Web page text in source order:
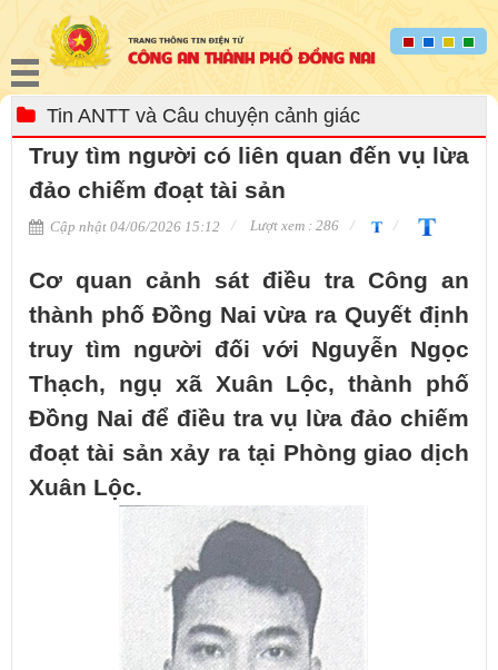
Tin ANTT và Câu chuyện cảnh giác
Truy tìm người có liên quan đến vụ lừa
đảo chiếm đoạt tài sản
Cập nhật 04/06/2026 15:12 Lượt xem : 286
Cơ quan cảnh sát điều tra Công an
thành phố Đồng Nai vừa ra Quyết định
truy tìm người đối với Nguyễn Ngọc
Thạch, ngụ xã Xuân Lộc, thành phố
Đồng Nai để điều tra vụ lừa đảo chiếm
đoạt tài sản xảy ra tại Phòng giao dịch
Xuân Lộc.